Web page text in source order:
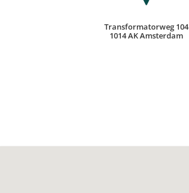
Transformatorweg 104
1014 AK Amsterdam